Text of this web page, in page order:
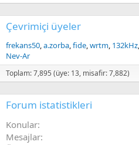
Çevrimiçi üyeler
frekans50 a.zorba fide wrtm 132kHz
Nev-Ar
Toplam: 7,895 (üye: 13, misafir: 7,882)
Forum istatistikleri
Konular
Mesajlar